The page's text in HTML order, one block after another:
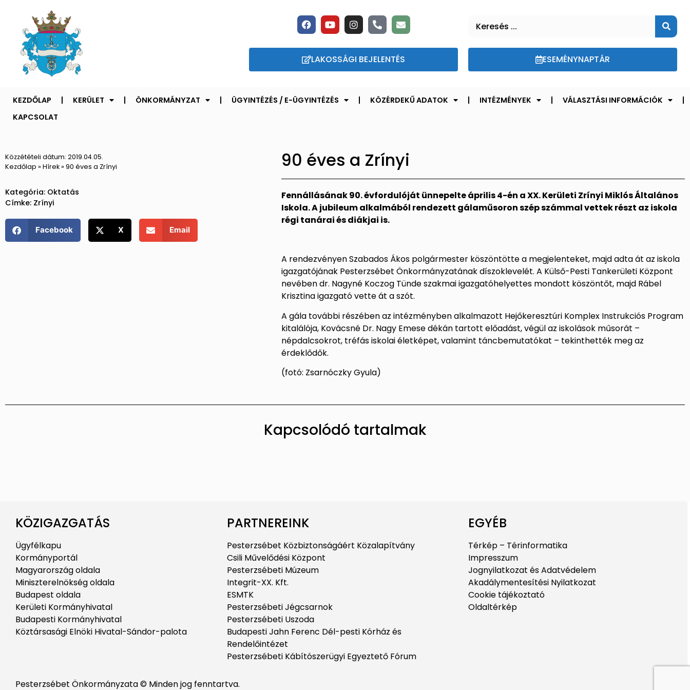
LAKOSSÁGI BEJELENTÉS ESEMÉNYNAPTÁR
KEZDŐLAP KERÜLET ÖNKORMÁNYZAT ÜGYINTÉZÉS / E-ÜGYINTÉZÉS KÖZÉRDEKŰ ADATOK INTÉZMÉNYEK
VÁLASZTÁSI INFORMÁCIÓK
KAPCSOLAT
Közzétételi dátum: 2019.04.05.
Kezdőlap » Hírek» 90 éves a Zrínyi
Kategória: Oktatás
Címke: Zrínyi
Facebook X Email
90 éves a Zrínyi
Fennállásának 90. évfordulóját ünnepelte április 4-én a XX. Kerületi Zrínyi Miklós Általános
Iskola. A jubileum alkalmából rendezett gálaműsoron szép számmal vettek részt az iskola
régi tanárai és diákjai is.
A rendezvényen Szabados Ákos polgármester köszöntötte a megjelenteket, majd adta át az iskola
igazgatójának Pesterzsébet Önkormányzatának díszoklevelét. A Külső-Pesti Tankerületi Központ
nevében dr. Nagyné Koczog Tünde szakmai igazgatóhelyettes mondott köszöntőt, majd Rábel
Krisztina igazgató vette át a szót.
A gála további részében az intézményben alkalmazott Hejőkeresztúri Komplex Instrukciós Program
kitalálója, Kovácsné Dr. Nagy Emese dékán tartott előadást, végül az iskolások műsorát –
népdalcsokrot, tréfás iskolai életképet, valamint táncbemutatókat – tekinthették meg az
érdeklődők.
(fotó: Zsarnóczky Gyula)
Kapcsolódó tartalmak
KÖZIGAZGATÁS
Ügyfélkapu
Kormányportál
Magyarország oldala
Miniszterelnökség oldala
Budapest oldala
Kerületi Kormányhivatal
Budapesti Kormányhivatal
Köztársasági Elnöki Hivatal-Sándor-palota
PARTNEREINK
Pesterzsébet Közbiztonságáért Közalapítvány
Csili Művelődési Központ
Pesterzsébeti Múzeum
Integrit-XX. Kft.
ESMTK
Pesterzsébeti Jégcsarnok
Pesterzsébeti Uszoda
Budapesti Jahn Ferenc Dél-pesti Kórház és
Rendelőintézet
Pesterzsébeti Kábítószerügyi Egyeztető Fórum
EGYÉB
Térkép – Térinformatika
Impresszum
Jognyilatkozat és Adatvédelem
Akadálymentesítési Nyilatkozat
Cookie tájékoztató
Oldaltérkép
Pesterzsébet Önkormányzata © Minden jog fenntartva.